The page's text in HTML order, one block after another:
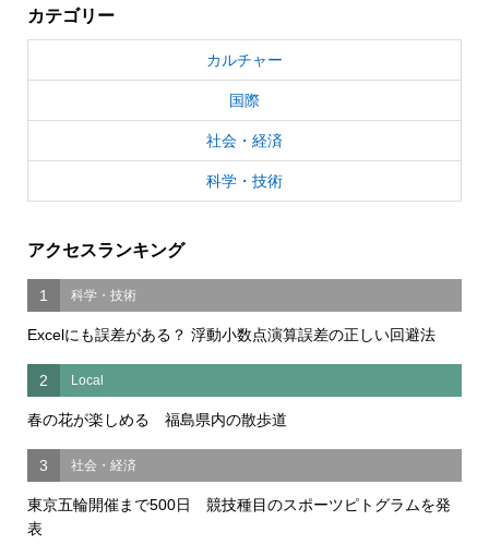
カテゴリー
カルチャー
国際
社会・経済
科学・技術
アクセスランキング
1 科学・技術
Excelにも誤差がある？ 浮動小数点演算誤差の正しい回避法
2 Local
春の花が楽しめる 福島県内の散歩道
3 社会・経済
東京五輪開催まで500日 競技種目のスポーツピトグラムを発
表